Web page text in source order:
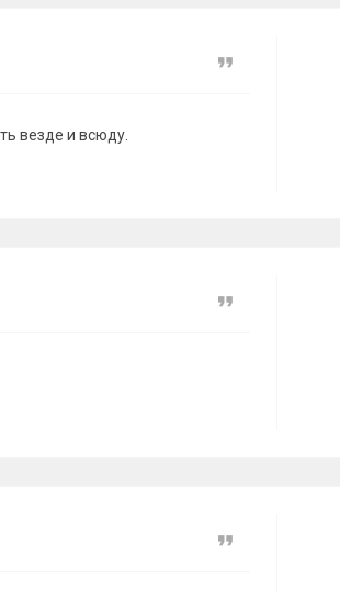
Цитата
везде и всюду.
Цитата
Цитата